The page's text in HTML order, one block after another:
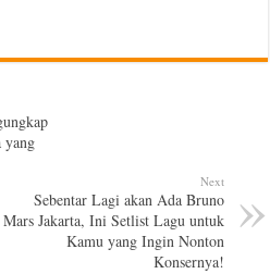
yang
Next
Sebentar Lagi akan Ada Bruno
Mars Jakarta, Ini Setlist Lagu untuk
Kamu yang Ingin Nonton
Konsernya!